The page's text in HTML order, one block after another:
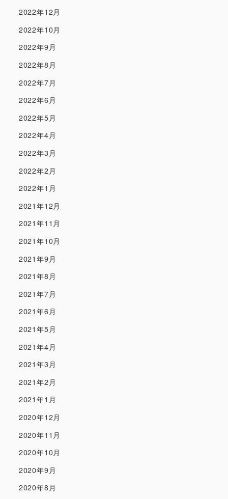
2022年12月
2022年10月
2022年9月
2022年8月
2022年7月
2022年6月
2022年5月
2022年4月
2022年3月
2022年2月
2022年1月
2021年12月
2021年11月
2021年10月
2021年9月
2021年8月
2021年7月
2021年6月
2021年5月
2021年4月
2021年3月
2021年2月
2021年1月
2020年12月
2020年11月
2020年10月
2020年9月
2020年8月